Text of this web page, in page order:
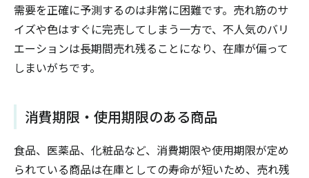
需要を正確に予測するのは非常に困難です。売れ筋のサ
イズや色はすぐに完売してしまう一方で、不人気のバリ
エーションは長期間売れ残ることになり、在庫が偏って
しまいがちです。
消費期限・使用期限のある商品
食品、医薬品、化粧品など、消費期限や使用期限が定め
られている商品は在庫としての寿命が短いため、売れ残